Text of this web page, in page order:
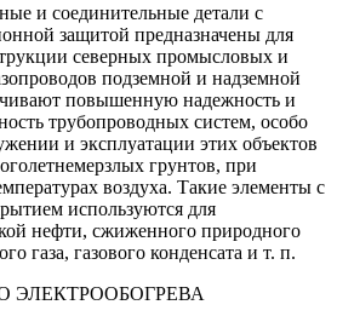
и соединительные детали с
защитой предназначены для
северных промысловых и
подземной и надземной
повышенную надежность и
трубопроводных систем, особо
и эксплуатации этих объектов
грунтов, при
воздуха. Такие элементы с
используются для
нефти, сжиженного природного
газа, газового конденсата и т. п.
ЭЛЕКТРООБОГРЕВА